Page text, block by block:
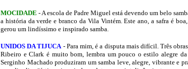
MOCIDADE - A escola de Padre Miguel está devendo um belo
a história da verde e branco da Vila Vintém. Este ano, a safra é
gerou um lindíssimo e inspirado samba.
UNIDOS DA TIJUCA- Para mim, é a disputa mais difícil. Três
Ribeiro e Clark é muito bom, lembra um pouco o estilo alegre
Serginho Machado produziram um samba leve, alegre, vibrante e